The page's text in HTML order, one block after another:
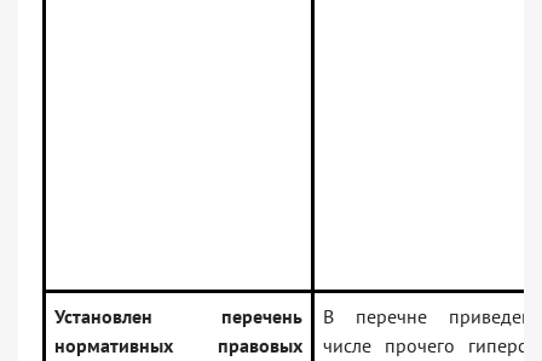
Установлен перечень
нормативных правовых
В перечне
числе прочего